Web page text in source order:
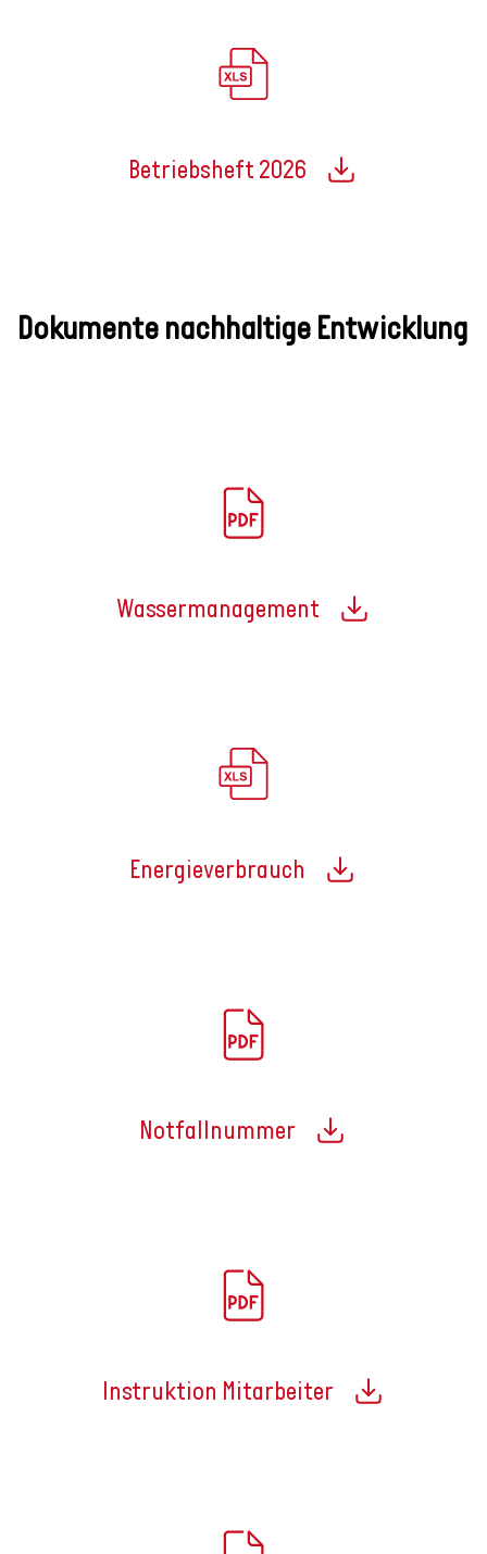
Betriebsheft 2026
Dokumente nachhaltige Entwicklung
Wassermanagement
Energieverbrauch
Notfallnummer
Instruktion Mitarbeiter